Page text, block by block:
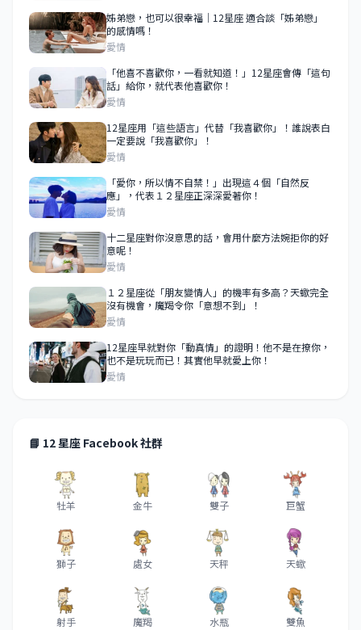
姊弟戀，也可以很幸福｜12星座 適合談「姊弟戀」
的感情嗎！
愛情
「他喜不喜歡你，一看就知道！」12星座會傳「這句
話」給你，就代表他喜歡你！
愛情
12星座用「這些語言」代替「我喜歡你」！誰說表白
一定要說「我喜歡你」！
愛情
「愛你，所以情不自禁！」出現這４個「自然反
應」，代表１２星座正深深愛著你！
愛情
十二星座對你沒意思的話，會用什麼方法婉拒你的好
意呢！
愛情
１２星座從「朋友變情人」的機率有多高？天蠍完全
沒有機會，魔羯令你「意想不到」！
愛情
12星座早就對你「動真情」的證明！他不是在撩你，
也不是玩玩而已！其實他早就愛上你！
愛情
📘 12 星座 Facebook 社群
牡羊 金牛 雙子 巨蟹
獅子 處女 天秤 天蠍
射手 魔羯 水瓶 雙魚